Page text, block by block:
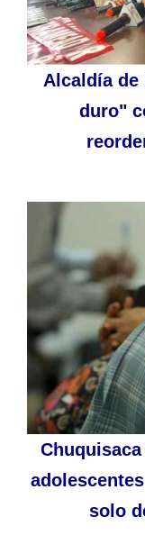
Alcaldía de
duro"
solo